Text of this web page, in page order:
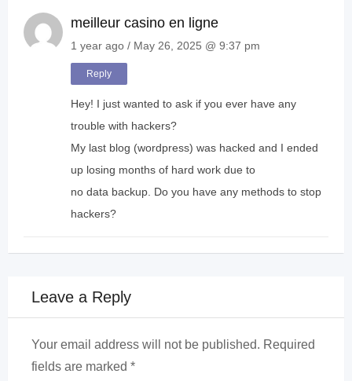
meilleur casino en ligne
1 year ago / May 26, 2025 @ 9:37 pm
Reply
Hey! I just wanted to ask if you ever have any
trouble with hackers?
My last blog (wordpress) was hacked and I ended
up losing months of hard work due to
no data backup. Do you have any methods to stop
hackers?
Leave a Reply
Your email address will not be published. Required
fields are marked *